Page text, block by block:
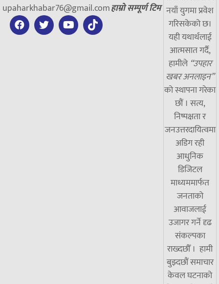
upaharkhabar76@gmail.comहाम्रो सम्पूर्ण टिम नयाँ युगमा प्रवेश
गरिसकेको छ।
यही यथार्थलाई
आत्मसात गर्दै,
हामीले “उपहार
खबर अनलाइन”
को स्थापना गरेका
छौं । सत्य,
निष्पक्षता र
जनउत्तरदायित्वमा
अडिग रही
आधुनिक
डिजिटल
माध्यममार्फत
जनताको
आवाजलाई
उजागर गर्ने दृढ
संकल्पका
राख्दछौँ । हामी
बुझ्दछौं समाचार
केवल घटनाको